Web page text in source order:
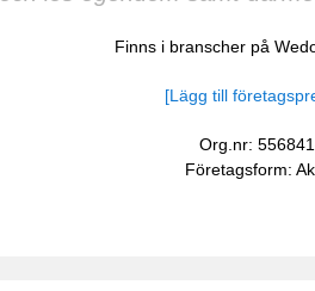
Finns i branscher på
[Lägg till
Org.nr:
Företagsform: